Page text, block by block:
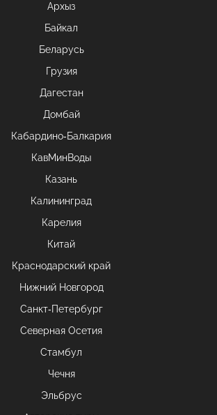
Архыз
Байкал
Беларусь
Грузия
Дагестан
Домбай
Кабардино-Балкария
КавМинВоды
Казань
Калининград
Карелия
Китай
Краснодарский край
Нижний Новгород
Санкт-Петербург
Северная Осетия
Стамбул
Чечня
Эльбрус